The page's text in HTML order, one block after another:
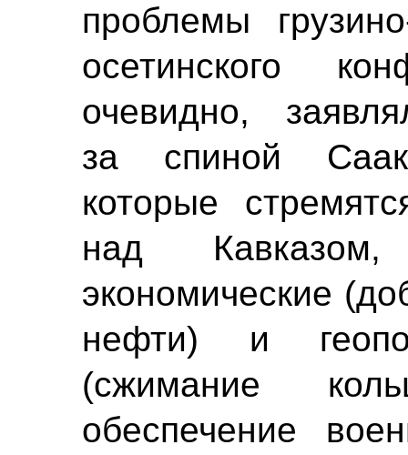
проблемы
осетинского
очевидно,
за спиной
которые
над
экономические
нефти) и
(сжимание
обеспечение